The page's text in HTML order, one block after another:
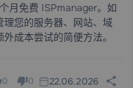
月免费 ISPmanager。如
您的服务器、网站、域
成本尝试的简便方法。
0 0 22.06.2026